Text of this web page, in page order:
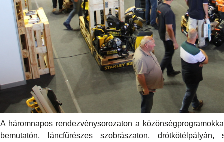
A háromnapos rendezvénysorozaton a
bemutatón, láncfűrészes szobrászaton,